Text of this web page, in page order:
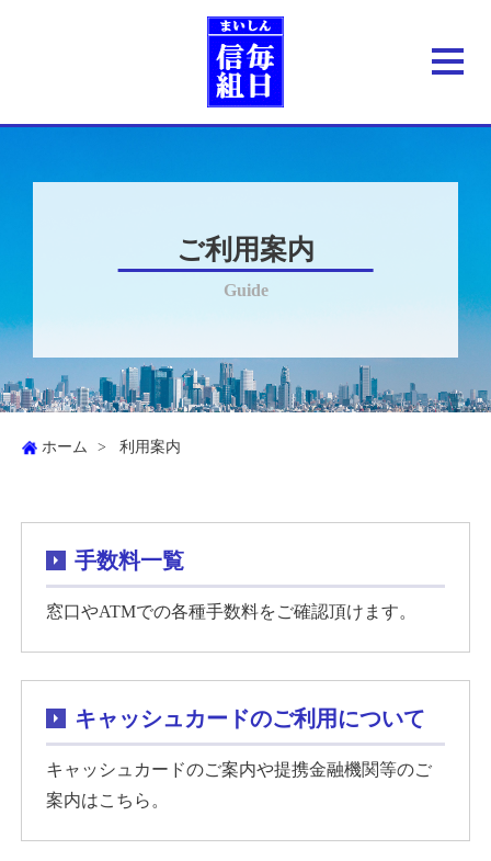
ご利用案内
Guide
ホーム 利用案内
手数料一覧
窓口やATMでの各種手数料をご確認頂けます。
キャッシュカードのご利用について
キャッシュカードのご案内や提携金融機関等のご
案内はこちら。